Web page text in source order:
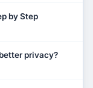
by Step
privacy?